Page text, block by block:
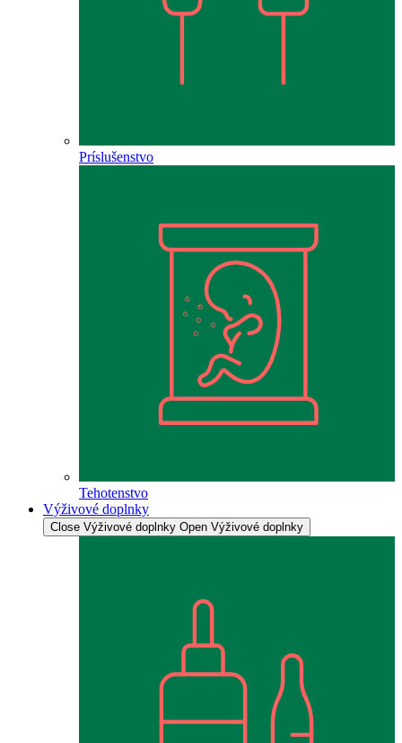
Príslušenstvo
Tehotenstvo
Výživové doplnky
Close Výživové doplnky Open Výživové doplnky